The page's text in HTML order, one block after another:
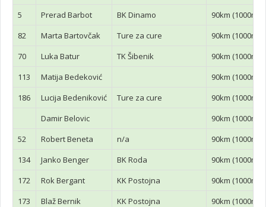
5
Prerad Barbot BK Dinamo
90km
82
Marta Bartovčak Ture za cure
90km
70
Luka Batur TK Šibenik
90km
113
Matija Bedeković
90km
186
Lucija Bedeniković Ture za cure
90km
Damir Belovic
90km
52
Robert Beneta n/a
90km
134
Janko Benger BK Roda
90km
172
Rok Bergant KK Postojna
90km
173
Blaž Bernik KK Postojna 90km